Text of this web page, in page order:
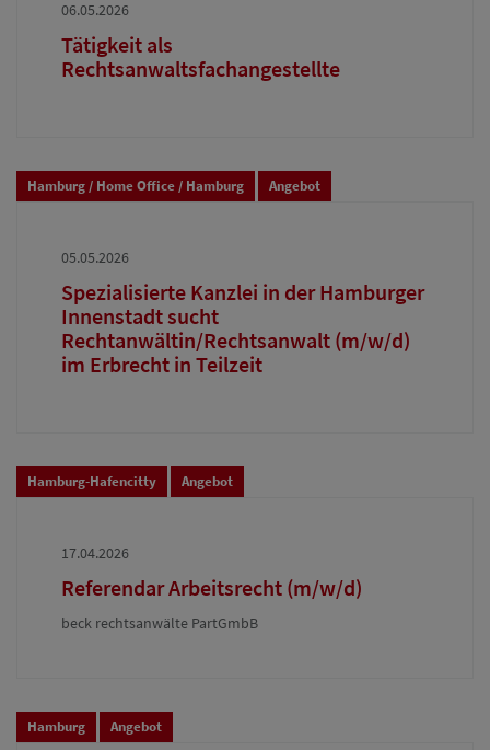
06.05.2026
Tätigkeit als
Rechtsanwaltsfachangestellte
Hamburg / Home Office / Hamburg Angebot
05.05.2026
Spezialisierte Kanzlei in der Hamburger
Innenstadt sucht
Rechtanwältin/Rechtsanwalt (m/w/d)
im Erbrecht in Teilzeit
Hamburg-Hafencitty Angebot
17.04.2026
Referendar Arbeitsrecht (m/w/d)
beck rechtsanwälte PartGmbB
Hamburg Angebot